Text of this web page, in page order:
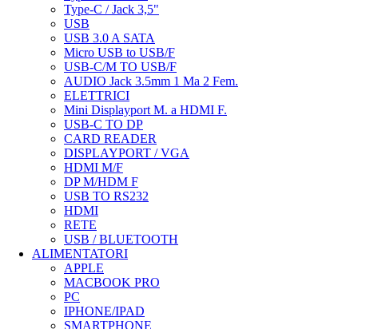
Type-C / Jack 3,5"
USB
USB 3.0 A SATA
Micro USB to USB/F
USB-C/M TO USB/F
AUDIO Jack 3.5mm 1 Ma 2 Fem.
ELETTRICI
Mini Displayport M. a HDMI F.
USB-C TO DP
CARD READER
DISPLAYPORT / VGA
HDMI M/F
DP M/HDM F
USB TO RS232
HDMI
RETE
USB / BLUETOOTH
ALIMENTATORI
APPLE
MACBOOK PRO
PC
IPHONE/IPAD
SMARTPHONE